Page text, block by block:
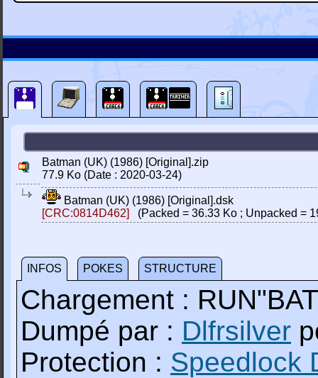
Batman (UK) (1986) [Original].zip
77.9 Ko (Date : 2020-03-24)
Batman (UK) (1986) [Original].dsk
[CRC:0814D462]
(Packed = 36.33 Ko ; Unpacked =
INFOS POKES STRUCTURE
Chargement :
Dumpé par : Dlfrsilver
Protection : Speedlock